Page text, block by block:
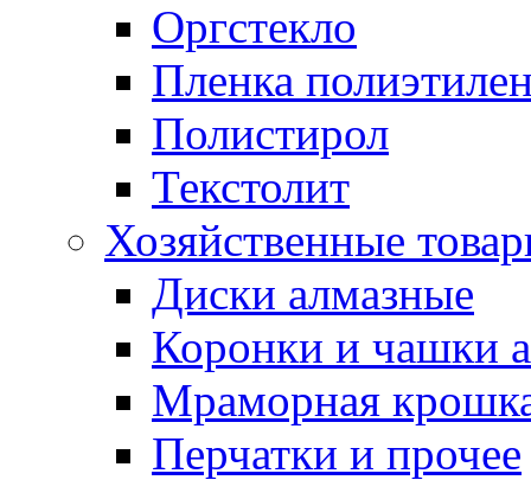
Оргстекло
Пленка
Полистирол
Текстолит
Хозяйственные
Диски алмазные
Коронки и чашки
Мраморная
Перчатки и прочее